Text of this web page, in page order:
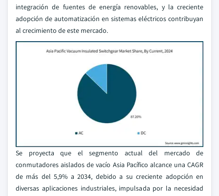
integración de fuentes de energía renovables, y la creciente
adopción de automatización en sistemas eléctricos contribuyan
al crecimiento de este mercado.
Se proyecta que el segmento actual del mercado de
conmutadores aislados de vacío Asia Pacífico alcance una CAGR
de más del 5,9% a 2034, debido a su creciente adopción en
diversas aplicaciones industriales, impulsada por la necesidad